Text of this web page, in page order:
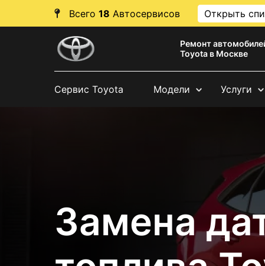
Всего 18 Автосервисов Открыть
Ремонт
Toyota в Москве
Сервис Toyota Модели Услуги
Замена